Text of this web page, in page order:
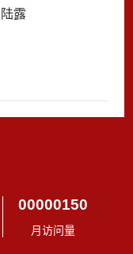
陆露
00000150
月访问量